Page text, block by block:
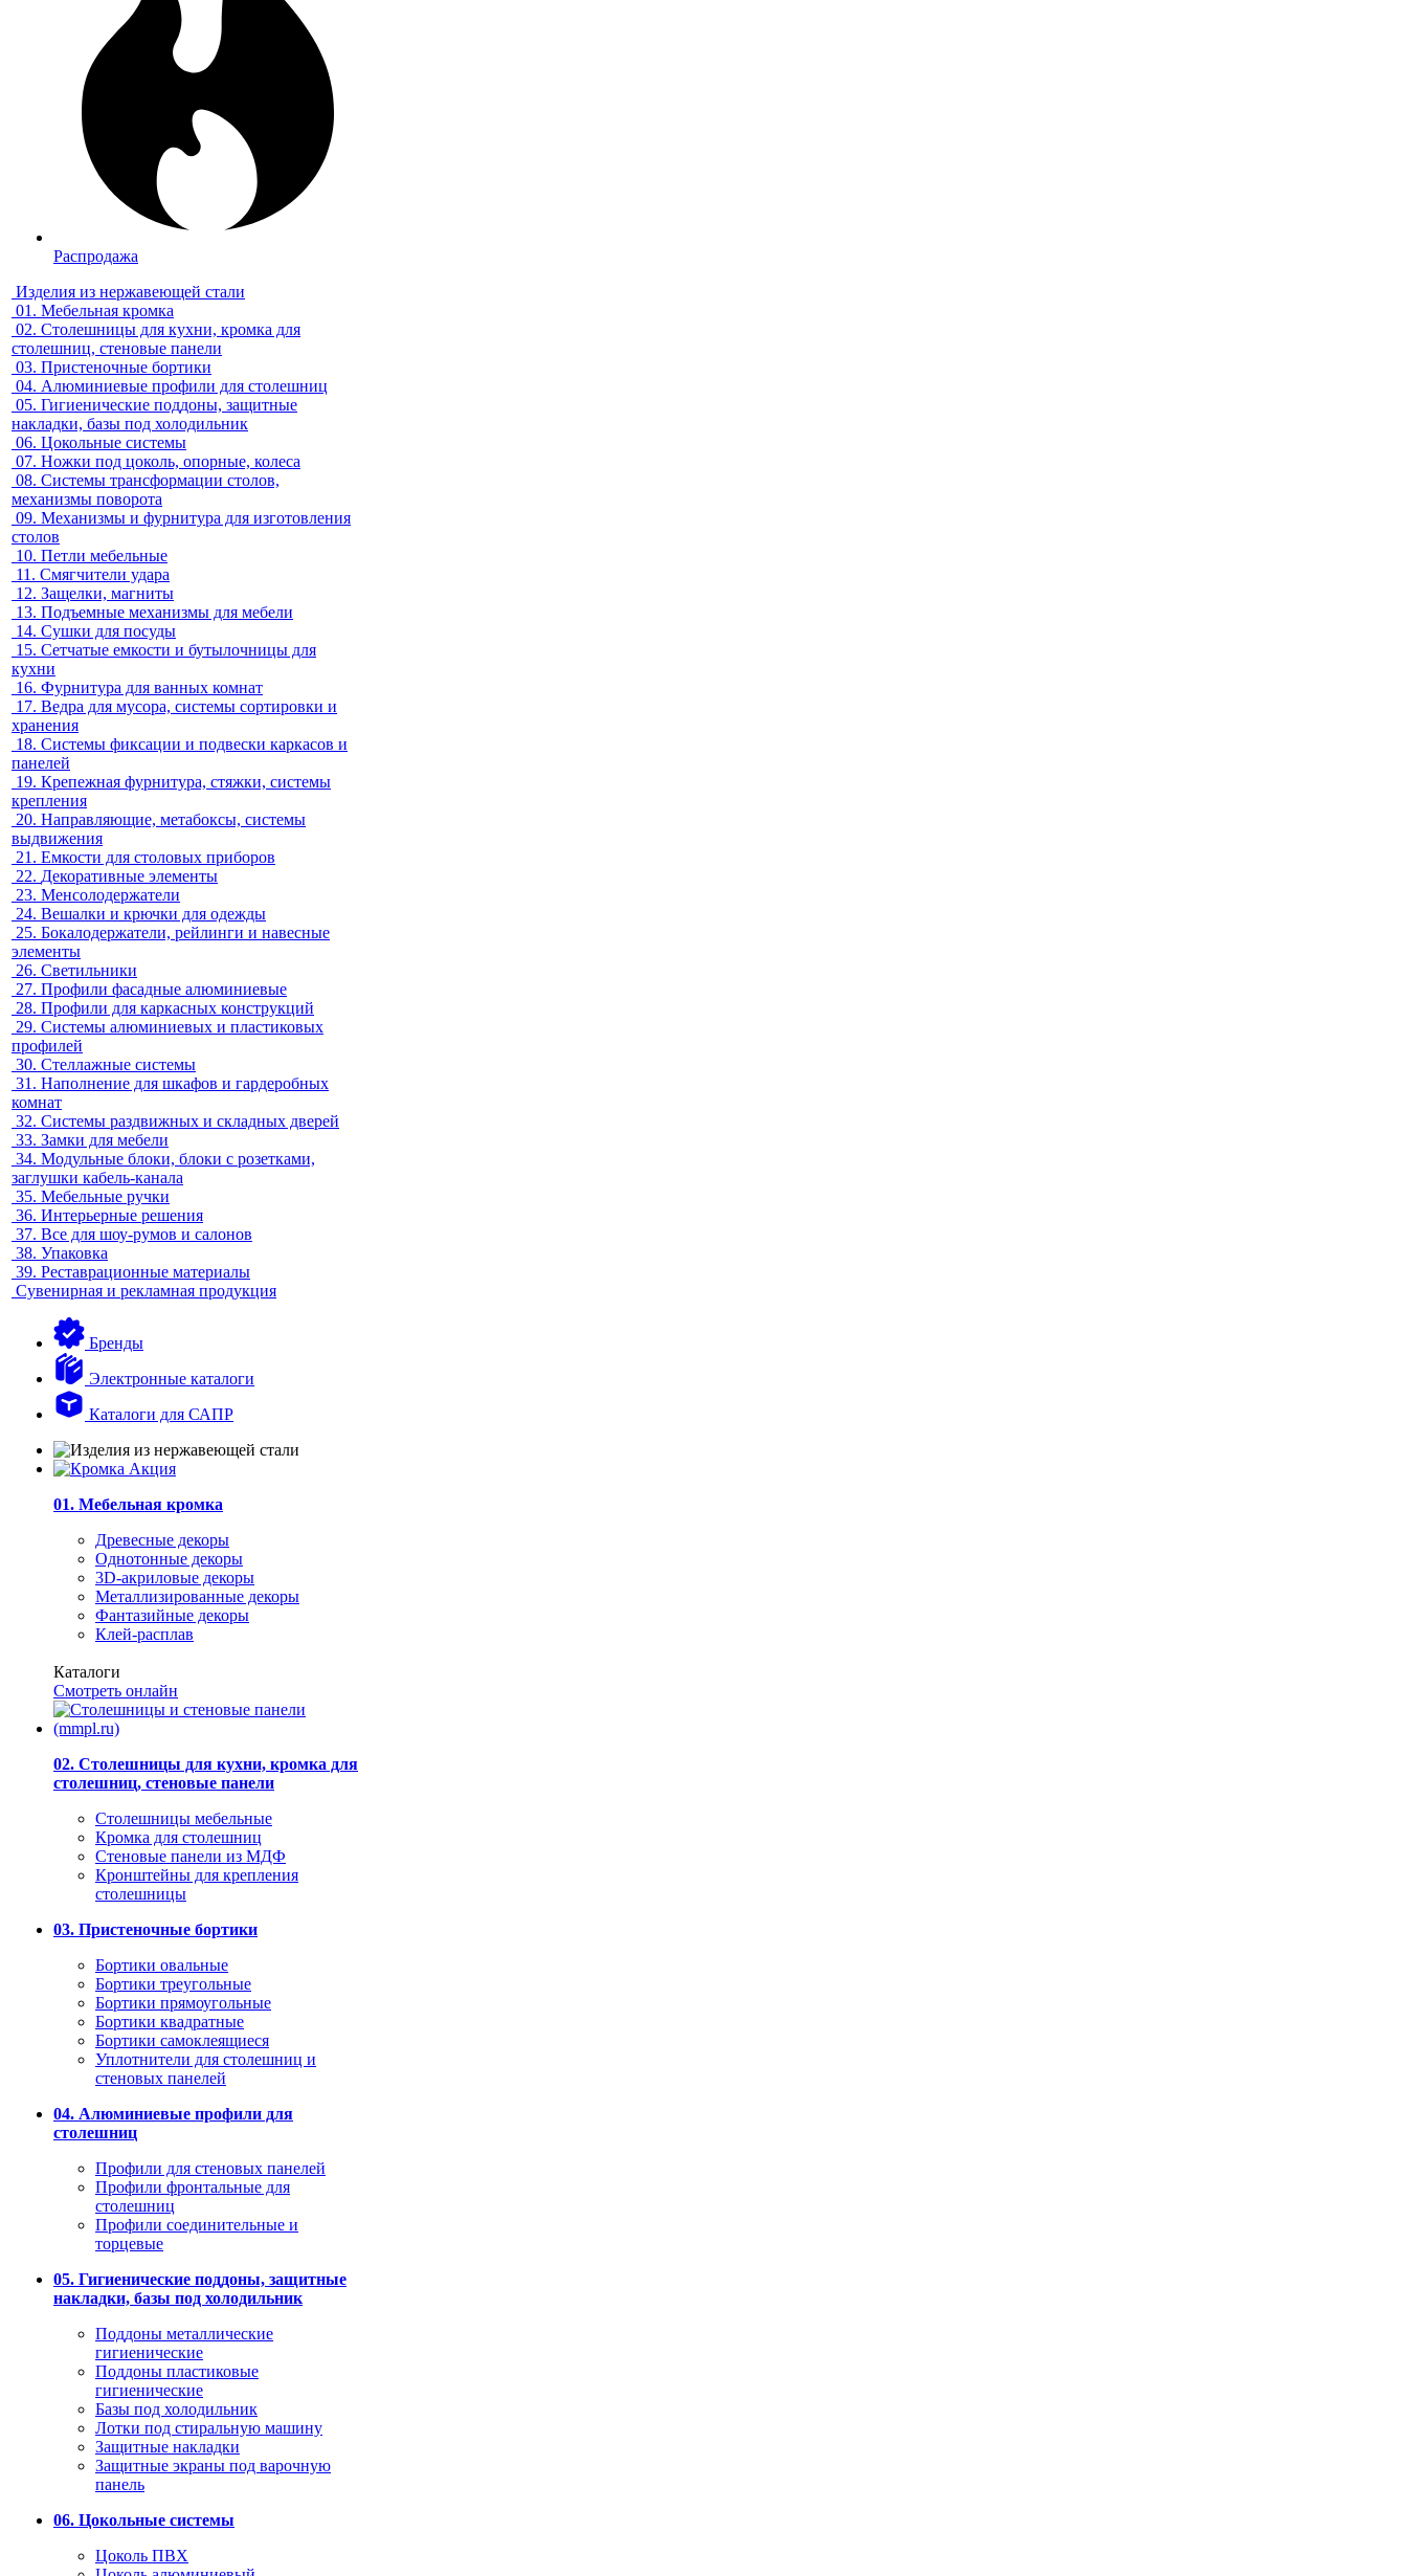
Распродажа
Изделия из нержавеющей стали
01. Мебельная кромка
02. Столешницы для кухни, кромка для
столешниц, стеновые панели
03. Пристеночные бортики
04. Алюминиевые профили для столешниц
05. Гигиенические поддоны, защитные
накладки, базы под холодильник
06. Цокольные системы
07. Ножки под цоколь, опорные, колеса
08. Системы трансформации столов,
механизмы поворота
09. Механизмы и фурнитура для изготовления
столов
10. Петли мебельные
11. Смягчители удара
12. Защелки, магниты
13. Подъемные механизмы для мебели
14. Сушки для посуды
15. Сетчатые емкости и бутылочницы для
кухни
16. Фурнитура для ванных комнат
17. Ведра для мусора, системы сортировки и
хранения
18. Системы фиксации и подвески каркасов и
панелей
19. Крепежная фурнитура, стяжки, системы
крепления
20. Направляющие, метабоксы, системы
выдвижения
21. Емкости для столовых приборов
22. Декоративные элементы
23. Менсолодержатели
24. Вешалки и крючки для одежды
25. Бокалодержатели, рейлинги и навесные
элементы
26. Светильники
27. Профили фасадные алюминиевые
28. Профили для каркасных конструкций
29. Системы алюминиевых и пластиковых
профилей
30. Стеллажные системы
31. Наполнение для шкафов и гардеробных
комнат
32. Системы раздвижных и складных дверей
33. Замки для мебели
34. Модульные блоки, блоки с розетками,
заглушки кабель-канала
35. Мебельные ручки
36. Интерьерные решения
37. Все для шоу-румов и салонов
38. Упаковка
39. Реставрационные материалы
Сувенирная и рекламная продукция
Бренды
Электронные каталоги
Каталоги для САПР
01. Мебельная кромка
Древесные декоры
Однотонные декоры
3D-акриловые декоры
Металлизированные декоры
Фантазийные декоры
Клей-расплав
Каталоги
Смотреть онлайн
02. Столешницы для кухни, кромка для
столешниц, стеновые панели
Столешницы мебельные
Кромка для столешниц
Стеновые панели из МДФ
Кронштейны для крепления
столешницы
03. Пристеночные бортики
Бортики овальные
Бортики треугольные
Бортики прямоугольные
Бортики квадратные
Бортики самоклеящиеся
Уплотнители для столешниц и
стеновых панелей
04. Алюминиевые профили для
столешниц
Профили для стеновых панелей
Профили фронтальные для
столешниц
Профили соединительные и
торцевые
05. Гигиенические поддоны, защитные
накладки, базы под холодильник
Поддоны металлические
гигиенические
Поддоны пластиковые
гигиенические
Базы под холодильник
Лотки под стиральную машину
Защитные накладки
Защитные экраны под варочную
панель
06. Цокольные системы
Цоколь ПВХ